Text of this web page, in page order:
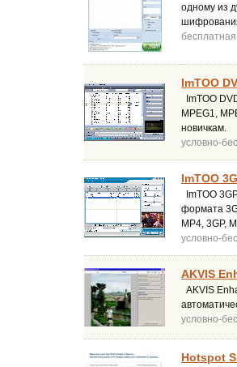
одному из
бесплатная
ImTOO
ImTOO
MPEG1,
новичкам.
условно-
ImTOO
ImTOO
формата
MP4, 3GP,
условно-
AKVIS
AKVIS
условно-
Hotspot